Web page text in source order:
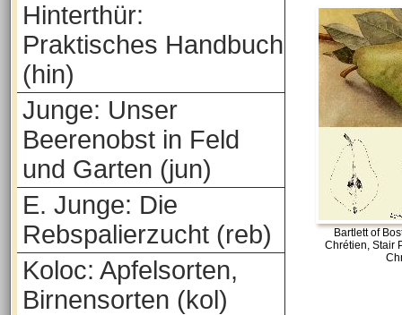
Hinterthür:
Praktisches Handbuch
(hin)
Junge: Unser
Beerenobst in Feld
und Garten (jun)
E. Junge: Die
Rebspalierzucht (reb)
Koloc: Apfelsorten,
Birnensorten (kol)
Bartlett of
Chrétien, Stair